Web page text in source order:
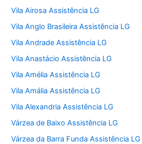
Vila Airosa Assistência LG
Vila Anglo Brasileira Assistência LG
Vila Andrade Assistência LG
Vila Anastácio Assistência LG
Vila Amélia Assistência LG
Vila Amália Assistência LG
Vila Alexandria Assistência LG
Várzea de Baixo Assistência LG
Várzea da Barra Funda Assistência LG